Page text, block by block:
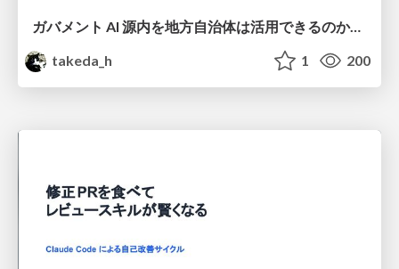
ガバメント AI 源内を地方自治体は活用できるのか 可能性と課題、期待について
takeda_h
1 200